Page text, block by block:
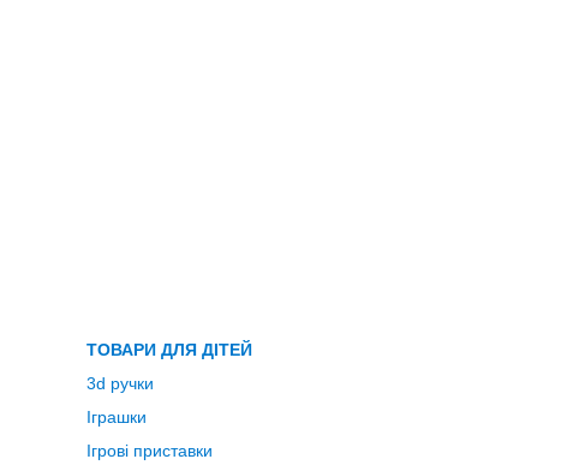
ТОВАРИ ДЛЯ ДІТЕЙ
3d ручки
Іграшки
Ігрові приставки